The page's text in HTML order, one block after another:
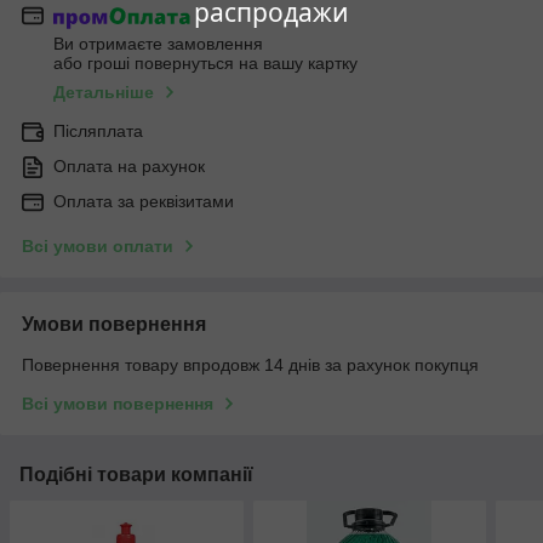
распродажи
Ви отримаєте замовлення
або гроші повернуться на вашу картку
Детальніше
Післяплата
Оплата на рахунок
Оплата за реквізитами
Всі умови оплати
Умови повернення
Повернення товару впродовж 14 днів за рахунок покупця
Всі умови повернення
Подібні товари компанії